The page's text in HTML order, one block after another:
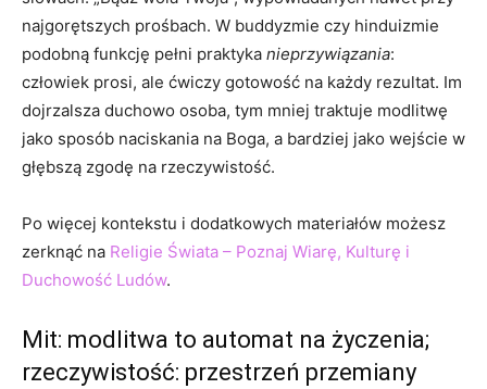
najgorętszych prośbach. W buddyzmie czy hinduizmie
podobną funkcję pełni praktyka nieprzywiązania:
człowiek prosi, ale ćwiczy gotowość na każdy rezultat. Im
dojrzalsza duchowo osoba, tym mniej traktuje modlitwę
jako sposób naciskania na Boga, a bardziej jako wejście w
głębszą zgodę na rzeczywistość.
Po więcej kontekstu i dodatkowych materiałów możesz
zerknąć na Religie Świata – Poznaj Wiarę, Kulturę i
Duchowość Ludów.
Mit: modlitwa to automat na życzenia;
rzeczywistość: przestrzeń przemiany